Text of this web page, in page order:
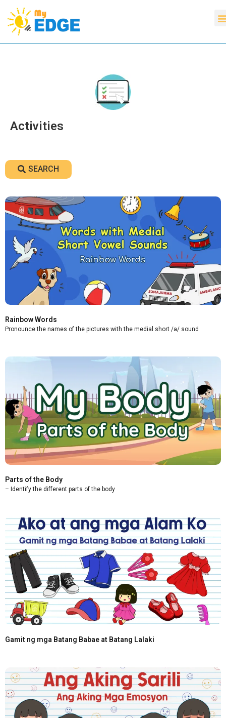
Activities
SEARCH
Rainbow Words
Pronounce the names of the pictures with the medial short /a/ sound
Parts of the Body
– Identify the different parts of the body
Gamit ng mga Batang Babae at Batang Lalaki